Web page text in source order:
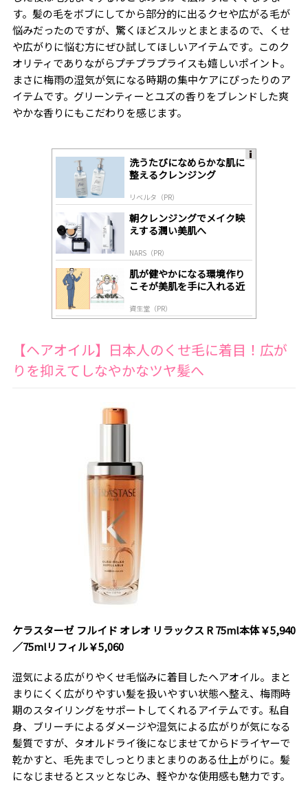
す。髪の毛をボブにしてから部分的に出るクセや広がる毛が
悩みだったのですが、驚くほどスルッとまとまるので、くせ
や広がりに悩む方にぜひ試してほしいアイテムです。このク
オリティでありながらプチプラプライスも嬉しいポイント。
まさに梅雨の湿気が気になる時期の集中ケアにぴったりのア
イテムです。グリーンティーとユズの香りをブレンドした爽
やかな香りにもこだわりを感じます。
洗うたびになめらかな肌に
整えるクレンジング
リベルタ（PR）
朝クレンジングでメイク映
えする潤い美肌へ
NARS（PR）
肌が健やかになる環境作り
こそが美肌を手に入れる近
資生堂（PR）
【ヘアオイル】日本人のくせ毛に着目！広が
りを抑えてしなやかなツヤ髪へ
ケラスターゼ フルイド オレオ リラックス R 75ml本体￥5,940
／75mlリフィル￥5,060
湿気による広がりやくせ毛悩みに着目したヘアオイル。まと
まりにくく広がりやすい髪を扱いやすい状態へ整え、梅雨時
期のスタイリングをサポートしてくれるアイテムです。私自
身、ブリーチによるダメージや湿気による広がりが気になる
髪質ですが、タオルドライ後になじませてからドライヤーで
乾かすと、毛先までしっとりまとまりのある仕上がりに。髪
になじませるとスッとなじみ、軽やかな使用感も魅力です。